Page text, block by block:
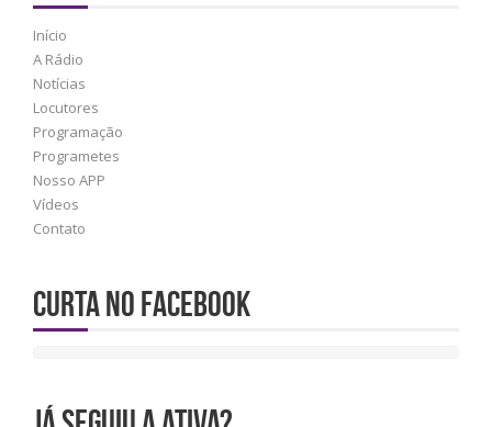
Início
A Rádio
Notícias
Locutores
Programação
Programetes
Nosso APP
Vídeos
Contato
Curta no Facebook